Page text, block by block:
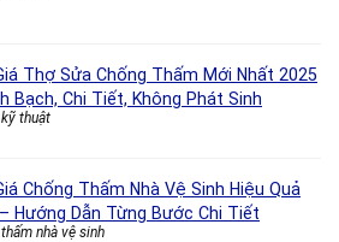
Thợ Sửa Chống Thấm Mới Nhất 2025
Bạch, Chi Tiết, Không Phát Sinh
thuật
Chống Thấm Nhà Vệ Sinh Hiệu Quả
Hướng Dẫn Từng Bước Chi Tiết
nhà vệ sinh